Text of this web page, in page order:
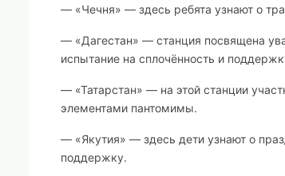
— «Чечня» — здесь ребята узнают о
— «Дагестан» — станция посвящена
испытание на сплочённость и
— «Татарстан» — на этой станции
элементами пантомимы.
— «Якутия» — здесь дети узнают о
поддержку.